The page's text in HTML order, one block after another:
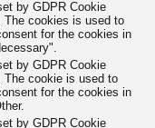
by GDPR Cookie
The cookies is used to
for the cookies in
by GDPR Cookie
The cookie is used to
for the cookies in
by GDPR Cookie